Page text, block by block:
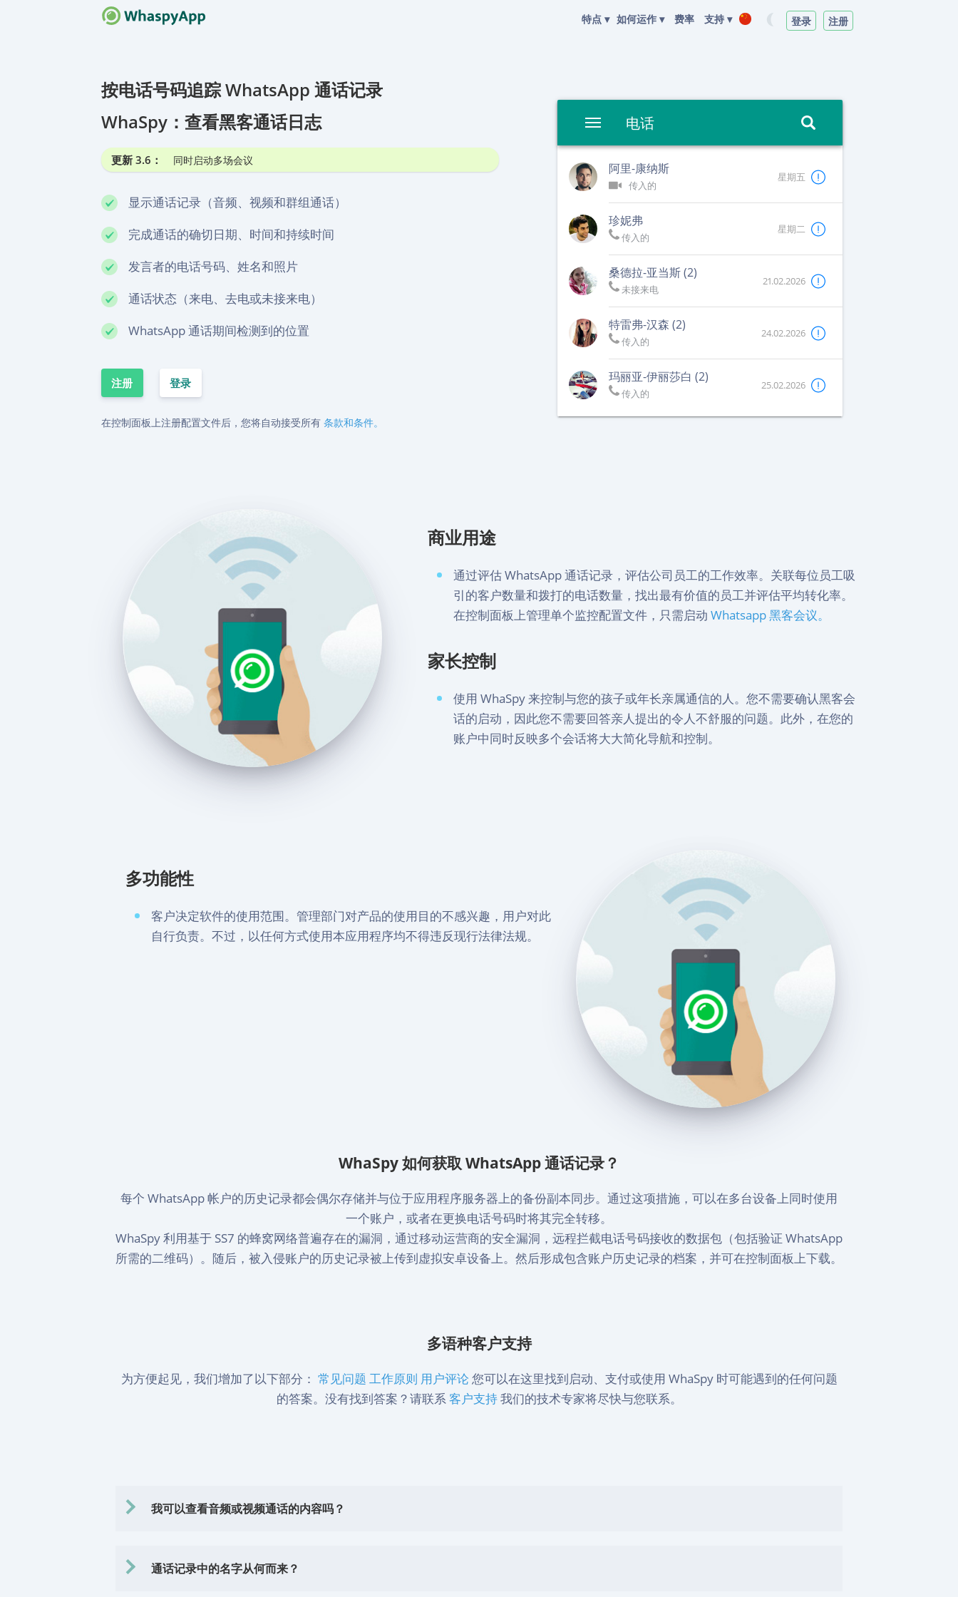
特点 ▾ 如何运作 ▾ 费率 支持 ▾ 登录 注册
常见问题
常见问题
हिन्दी
按电话号码追踪 WhatsApp 通话记录
WhaSpy：查看黑客通话日志
更新 3.6： 同时启动多场会议
显示通话记录（音频、视频和群组通话）
完成通话的确切日期、时间和持续时间
发言者的电话号码、姓名和照片
通话状态（来电、去电或未接来电）
WhatsApp 通话期间检测到的位置
注册 登录
在控制面板上注册配置文件后，您将自动接受所有 条款和条件。
电话
阿里-康纳斯
传入的
星期五
珍妮弗
传入的
星期二
桑德拉-亚当斯 (2)
未接来电
21.02.2026
特雷弗-汉森 (2)
传入的
24.02.2026
玛丽亚-伊丽莎白 (2)
传入的
25.02.2026
商业用途
通过评估 WhatsApp 通话记录，评估公司员工的工作效率。关联每位员工吸
引的客户数量和拨打的电话数量，找出最有价值的员工并评估平均转化率。
在控制面板上管理单个监控配置文件，只需启动 Whatsapp 黑客会议。
家长控制
使用 WhaSpy 来控制与您的孩子或年长亲属通信的人。您不需要确认黑客会
话的启动，因此您不需要回答亲人提出的令人不舒服的问题。此外，在您的
账户中同时反映多个会话将大大简化导航和控制。
多功能性
客户决定软件的使用范围。管理部门对产品的使用目的不感兴趣，用户对此
自行负责。不过，以任何方式使用本应用程序均不得违反现行法律法规。
WhaSpy 如何获取 WhatsApp 通话记录？
每个 WhatsApp 帐户的历史记录都会偶尔存储并与位于应用程序服务器上的备份副本同步。通过这项措施，可以在多台设备上同时使用
一个账户，或者在更换电话号码时将其完全转移。
WhaSpy 利用基于 SS7 的蜂窝网络普遍存在的漏洞，通过移动运营商的安全漏洞，远程拦截电话号码接收的数据包（包括验证 WhatsApp
所需的二维码）。随后，被入侵账户的历史记录被上传到虚拟安卓设备上。然后形成包含账户历史记录的档案，并可在控制面板上下载。
多语种客户支持
为方便起见，我们增加了以下部分： 常见问题 工作原则 用户评论 您可以在这里找到启动、支付或使用 WhaSpy 时可能遇到的任何问题
的答案。没有找到答案？请联系客户支持我们的技术专家将尽快与您联系。
我可以查看音频或视频通话的内容吗？
通话记录中的名字从何而来？